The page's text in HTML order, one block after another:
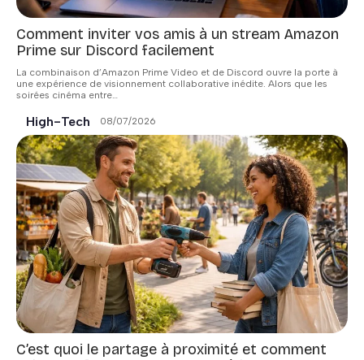
Comment inviter vos amis à un stream Amazon
Prime sur Discord facilement
La combinaison d’Amazon Prime Video et de Discord ouvre la porte à
une expérience de visionnement collaborative inédite. Alors que les
soirées cinéma entre
High-Tech 08/07/2026
C’est quoi le partage à proximité et comment